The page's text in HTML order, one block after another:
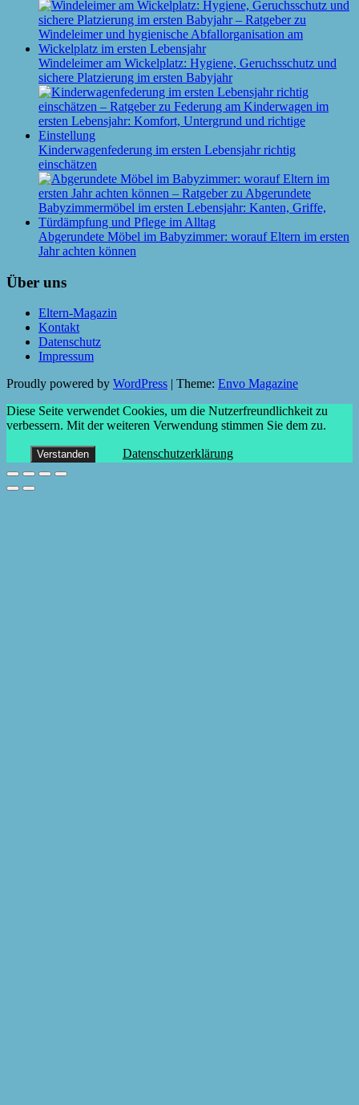
Windeleimer am Wickelplatz: Hygiene, Geruchsschutz und
sichere Platzierung im ersten Babyjahr
Kinderwagenfederung im ersten Lebensjahr richtig
einschätzen
Abgerundete Möbel im Babyzimmer: worauf Eltern im ersten
Jahr achten können
Über uns
Eltern-Magazin
Kontakt
Datenschutz
Impressum
Proudly powered by WordPress Theme: Envo Magazine
Diese Seite verwendet Cookies, um die Nutzerfreundlichkeit zu
verbessern. Mit der weiteren Verwendung stimmen Sie dem zu.
Verstanden Datenschutzerklärung